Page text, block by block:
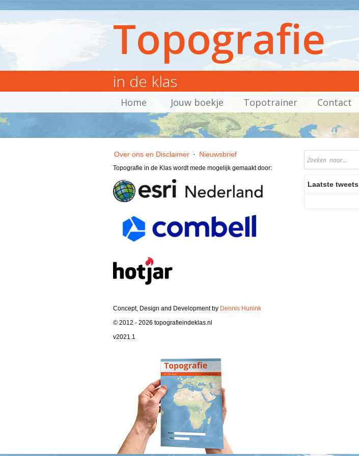
Topografie
in de klas
Home Jouw boekje Topotrainer Contact
Over ons en Disclaimer · Nieuwsbrief
Topografie in de Klas wordt mede mogelijk gemaakt door:
Concept, Design and Development by Dennis Hunink
© 2012 - 2026 topografieindeklas.nl
v2021.1
Laatste tweets